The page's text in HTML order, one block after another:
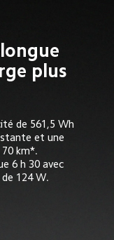
plus
de 561,5 Wh
et une
km*.
6 h 30 avec
124 W.